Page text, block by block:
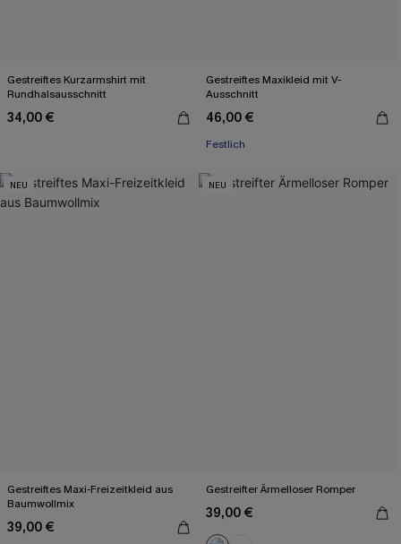
Gestreiftes Kurzarmshirt mit
Rundhalsausschnitt
34,00 €
Gestreiftes Maxikleid mit V-
Ausschnitt
46,00 €
Festlich
NEU
Gestreiftes Maxi-Freizeitkleid aus
Baumwollmix
39,00 €
NEU
Gestreifter Ärmelloser Romper
39,00 €